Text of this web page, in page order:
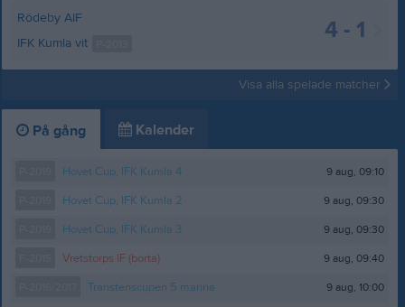
4 - 1
Rödeby AIF
IFK Kumla vit
Visa alla spelade matcher
På gång Kalender
Hovet Cup, IFK Kumla 4 9 aug, 09:10
Hovet Cup, IFK Kumla 2 9 aug, 09:30
Hovet Cup, IFK Kumla 3 9 aug, 09:30
Vretstorps IF (borta) 9 aug, 09:40
Transtenscupen 5 manna 9 aug, 10:00